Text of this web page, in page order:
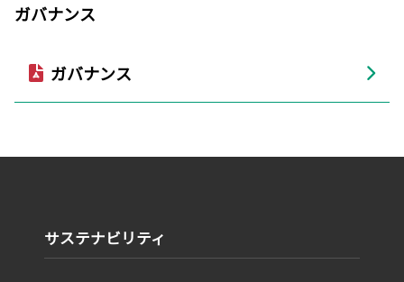
ガバナンス
ガバナンス
サステナビリティ